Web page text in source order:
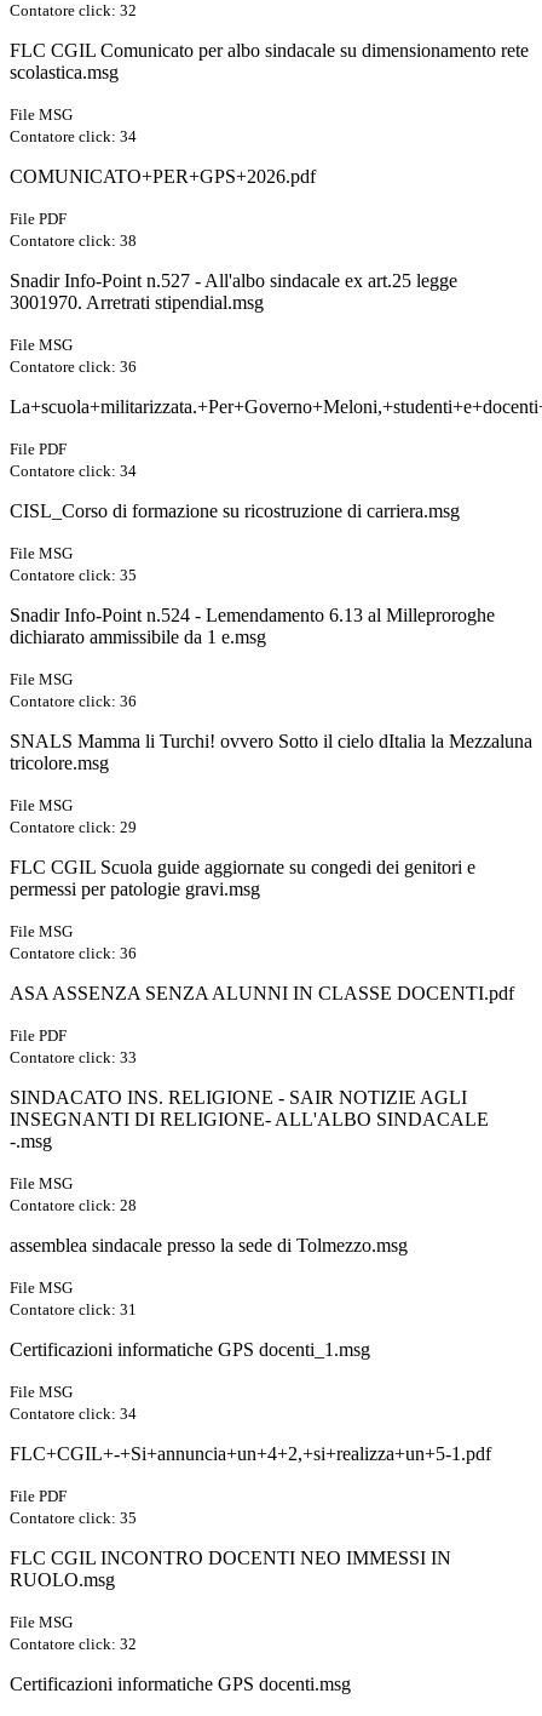
Contatore click: 32
FLC CGIL Comunicato per albo sindacale su dimensionamento rete
scolastica.msg
File MSG
Contatore click: 34
COMUNICATO+PER+GPS+2026.pdf
File PDF
Contatore click: 38
Snadir Info-Point n.527 - All'albo sindacale ex art.25 legge
3001970. Arretrati stipendial.msg
File MSG
Contatore click: 36
File PDF
Contatore click: 34
CISL_Corso di formazione su ricostruzione di carriera.msg
File MSG
Contatore click: 35
Snadir Info-Point n.524 - Lemendamento 6.13 al Milleproroghe
dichiarato ammissibile da 1 e.msg
File MSG
Contatore click: 36
SNALS Mamma li Turchi! ovvero Sotto il cielo dItalia la Mezzaluna
tricolore.msg
File MSG
Contatore click: 29
FLC CGIL Scuola guide aggiornate su congedi dei genitori e
permessi per patologie gravi.msg
File MSG
Contatore click: 36
ASA ASSENZA SENZA ALUNNI IN CLASSE DOCENTI.pdf
File PDF
Contatore click: 33
SINDACATO INS. RELIGIONE - SAIR NOTIZIE AGLI
INSEGNANTI DI RELIGIONE- ALL'ALBO SINDACALE
-.msg
File MSG
Contatore click: 28
assemblea sindacale presso la sede di Tolmezzo.msg
File MSG
Contatore click: 31
Certificazioni informatiche GPS docenti_1.msg
File MSG
Contatore click: 34
FLC+CGIL+-+Si+annuncia+un+4+2,+si+realizza+un+5-1.pdf
File PDF
Contatore click: 35
FLC CGIL INCONTRO DOCENTI NEO IMMESSI IN
RUOLO.msg
File MSG
Contatore click: 32
Certificazioni informatiche GPS docenti.msg